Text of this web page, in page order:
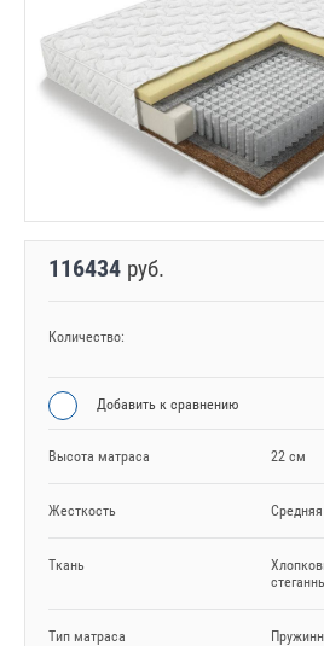
116434 руб.
Количество:
Добавить к сравнению
Высота матраса 22 см
Жесткость
Ткань
Тип матраса